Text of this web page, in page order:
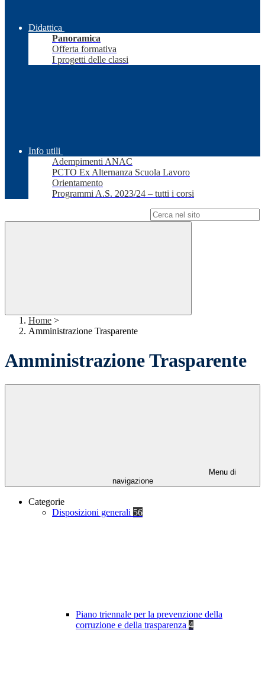
Didattica
Panoramica
Offerta formativa
I progetti delle classi
Info utili
Adempimenti ANAC
PCTO Ex Alternanza Scuola Lavoro
Orientamento
Programmi A.S. 2023/24 – tutti i corsi
Home >
Amministrazione Trasparente
Amministrazione Trasparente
Menu di
navigazione
Categorie
Disposizioni generali 56
Piano triennale per la prevenzione della
corruzione e della trasparenza 4